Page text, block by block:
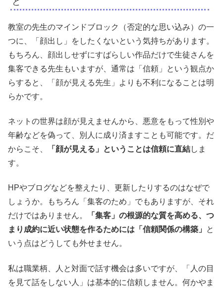
教室の先生のマインドブロック（否定的な思い込み）の一
つに、「顔出し」をしたくないという気持ちがあります。
もちろん、顔出しせずにすばらしい作品だけで生徒さんを
集客できる先生もいますが、通常は「信頼」という観点か
らすると、「顔が見える先生」よりも不利になることは明
らかです。
ネットの世界は顔が見えませんから、悪意をもって性別や
年齢などを偽って、別人に成り済ますことも可能です。だ
からこそ、
「顔が見える」ということは信頼に直結しま
す。
HPやブログなどを整えたり、更新したりするのはなぜで
しょうか。もちろん「集客のため」でもありますが、それ
だけではありません。
「集客」の根源的な質を高める、つ
まり成約に近い状態を作るためには「信頼関係の構築」
と
いう点はどうしても外せません。
私は職業柄、人と対面で話す機会は多いですが、「人の目
を見て話をしない人」は基本的に信頼しません。何かやま